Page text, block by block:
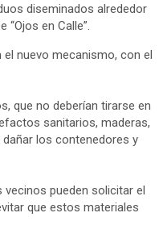
diseminados alrededor
en Calle”.
nuevo mecanismo, con el
que no deberían tirarse en
sanitarios, maderas,
los contenedores y
pueden solicitar el
que estos materiales